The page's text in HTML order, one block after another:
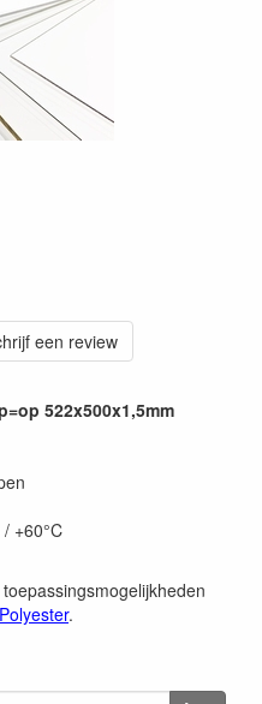
een review
522x500x1,5mm
+60°C
.